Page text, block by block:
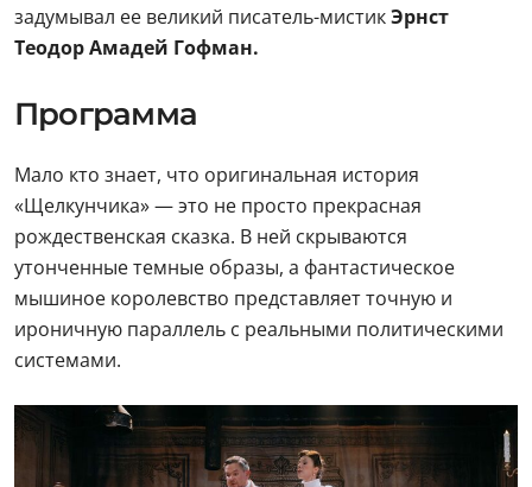
задумывал ее великий писатель-мистикЭрнст
Теодор Амадей Гофман.
Программа
Мало кто знает, что оригинальная история
«Щелкунчика» — это не просто прекрасная
рождественская сказка. В ней скрываются
утонченные темные образы, а фантастическое
мышиное королевство представляет точную и
ироничную параллель с реальными политическими
системами.